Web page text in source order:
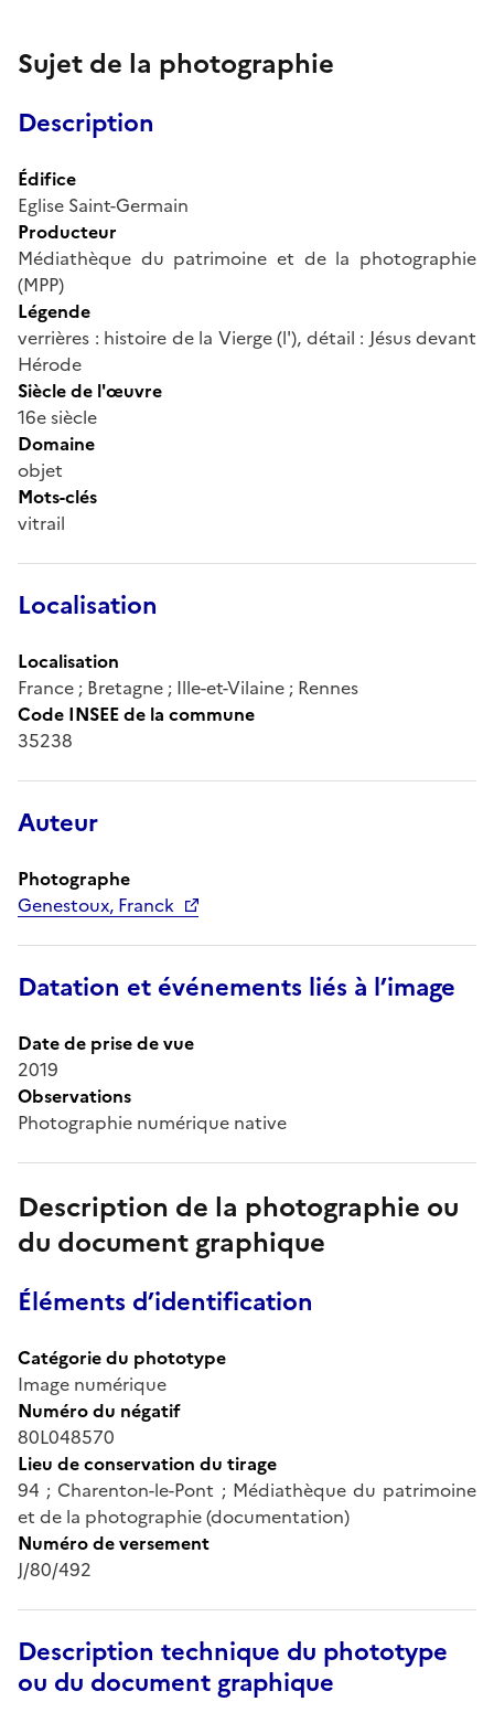
Sujet de la photographie
Description
Édifice
Eglise Saint-Germain
Producteur
Médiathèque du patrimoine et de la photographie
(MPP)
Légende
verrières : histoire de la Vierge (l'), détail : Jésus devant
Hérode
Siècle de l'œuvre
16e siècle
Domaine
objet
Mots-clés
vitrail
Localisation
Localisation
France ; Bretagne ; Ille-et-Vilaine ; Rennes
Code INSEE de la commune
35238
Auteur
Photographe
Genestoux, Franck
Datation et événements liés à l’image
Date de prise de vue
2019
Observations
Photographie numérique native
Description de la photographie ou
du document graphique
Éléments d’identification
Catégorie du phototype
Image numérique
Numéro du négatif
80L048570
Lieu de conservation du tirage
94 ; Charenton-le-Pont ; Médiathèque du patrimoine
et de la photographie (documentation)
Numéro de versement
J/80/492
Description technique du phototype
ou du document graphique